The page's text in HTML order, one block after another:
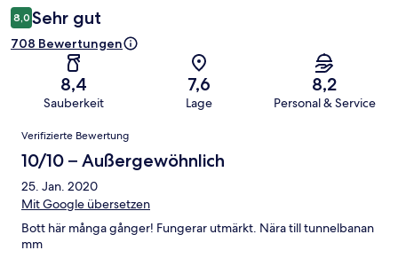
8,0 Sehr gut
708 Bewertungen
8,4
Sauberkeit
7,6
Lage
8,2
Personal & Service
Bewertungen
Verifizierte Bewertung
10/10 – Außergewöhnlich
25. Jan. 2020
Mit Google übersetzen
Bott här många gånger! Fungerar utmärkt. Nära till tunnelbanan
mm